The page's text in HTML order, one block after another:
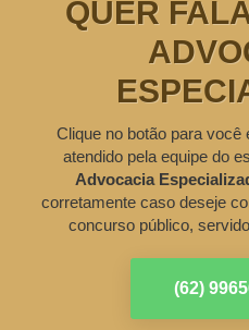
QUER
Clique no botão para
atendido pela equipe do
Advocacia
corretamente caso deseje
concurso público,
(62)